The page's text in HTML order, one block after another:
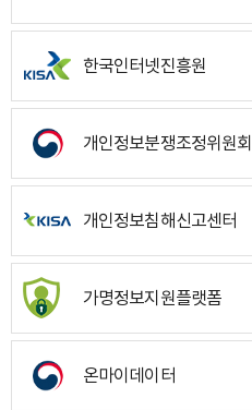
한국인터넷진흥원
개인정보분쟁조정위원회
개인정보침해신고센터
가명정보지원플랫폼
온마이데이터